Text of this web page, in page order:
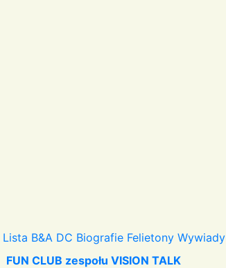
Lista B&A DC Biografie Felietony Wywiady
FUN CLUB zespołu VISION TALK